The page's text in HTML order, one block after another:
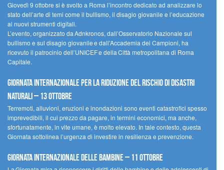
Giovedì 9 ottobre si è svolto a Roma l’incontro dedicato ad analizzare lo
stato dell’arte di temi come il bullismo, il disagio giovanile e l’educazione
ai nuovi strumenti digitali.
L’evento, organizzato da Adnkronos, dall’Osservatorio Nazionale sul
bullismo e sul disagio giovanile e dall’Accademia dei Campioni, ha
ricevuto il patrocinio dell’UNICEF e della Città metropolitana di Roma
Capitale.
Giornata internazionale per la riduzione del rischio di disastri
naturali – 13 ottobre
Terremoti, alluvioni, eruzioni e inondazioni sono eventi catastrofici spesso
imprevedibili, il cui prezzo da pagare, in termini economici, ma anche,
sfortunatamente, in vite umane, è molto elevato. In tale contesto, questa
Giornata sottolinea l’urgenza di investire in resilienza e prevenzione.
Giornata internazionale delle bambine – 11 ottobre